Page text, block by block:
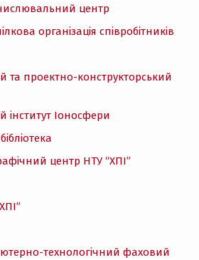
центр
організація співробітників
та проектно-конструкторський
інститут Іоносфери
центр НТУ “ХПІ”
технологічний фаховий